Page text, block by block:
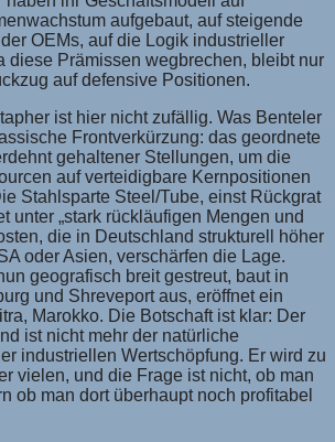
aufgebaut, auf steigende
OEMs, auf die Logik industrieller
diese Prämissen wegbrechen, bleibt nur
auf defensive Positionen.
ist hier nicht zufällig. Was Benteler
Frontverkürzung: das geordnete
gehaltener Stellungen, um die
auf verteidigbare Kernpositionen
Stahlsparte Steel/Tube, einst Rückgrat
unter „stark rückläufigen Mengen und
die in Deutschland strukturell höher
oder Asien, verschärfen die Lage.
geografisch breit gestreut, baut in
und Shreveport aus, eröffnet ein
Marokko. Die Botschaft ist klar: Der
ist nicht mehr der natürliche
industriellen Wertschöpfung. Er wird zu
vielen, und die Frage ist nicht, ob man
ob man dort überhaupt noch profitabel